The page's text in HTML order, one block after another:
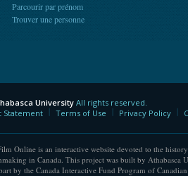
Parcourir par prénom
Trouver une personne
University
University All rights reserved.
Statement
Terms of Use Privacy Policy
Online is an interactive website devoted to the
in Canada. This project was built by Athabasca
by the Canada Interactive Fund Program of